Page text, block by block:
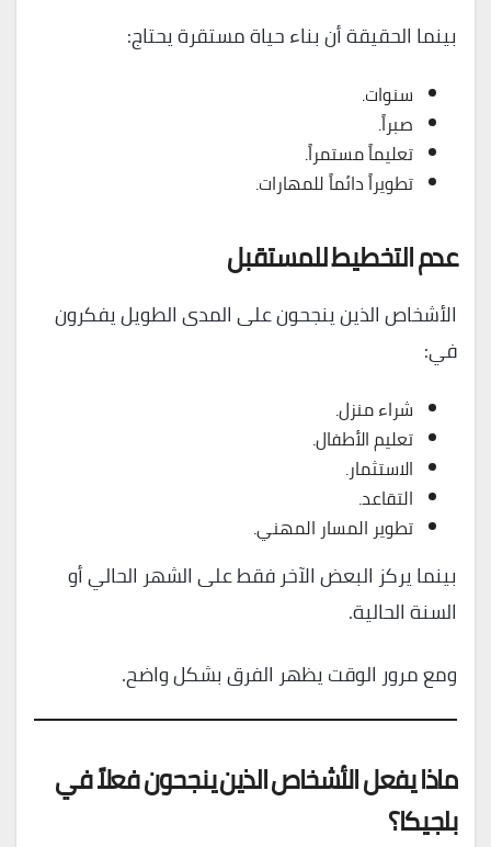
بينما الحقيقة أن بناء حياة مستقرة يحتاج:
سنوات.
صبراً.
تعليماً مستمراً.
تطويراً دائماً للمهارات.
عدم التخطيط للمستقبل
الأشخاص الذين ينجحون على المدى الطويل يفكرون
في:
شراء منزل.
تعليم الأطفال.
الاستثمار.
التقاعد.
تطوير المسار المهني.
بينما يركز البعض الآخر فقط على الشهر الحالي أو
السنة الحالية.
ومع مرور الوقت يظهر الفرق بشكل واضح.
ماذا يفعل الأشخاص الذين ينجحون فعلاً في
بلجيكا؟